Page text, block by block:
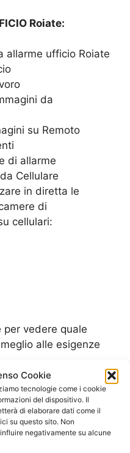
Cookie
tecnologie come i cookie
del dispositivo. Il
di elaborare dati come il
su questo sito. Non
negativamente su alcune
Roiate:
allarme ufficio Roiate
da
su Remoto
di allarme
Cellulare
in diretta le
di
cellulari:
vedere quale
alle esigenze
L’UFFICIO